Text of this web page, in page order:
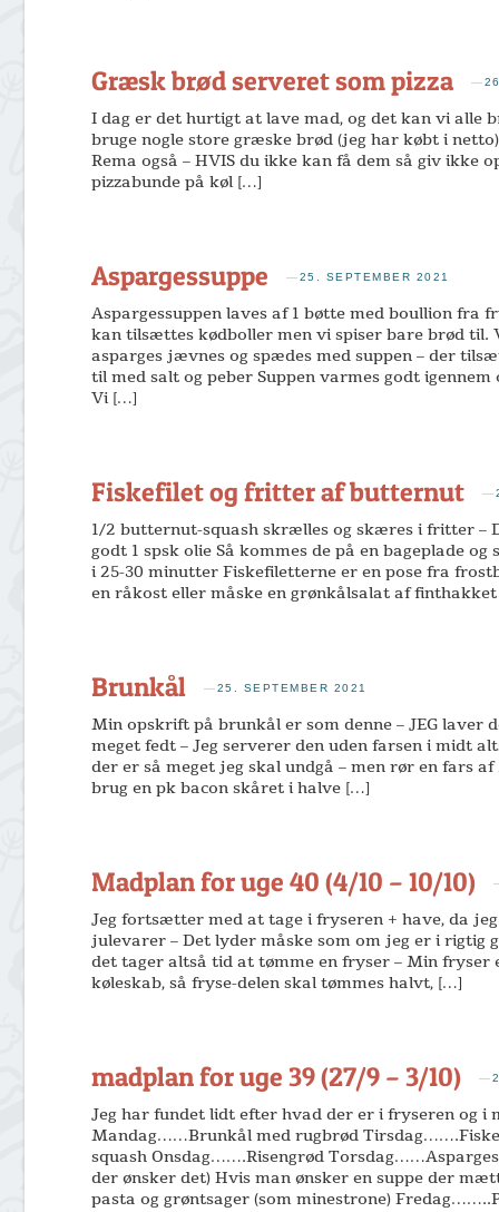
Græsk brød serveret som pizza —
I dag er det hurtigt at lave mad, og det kan vi alle
bruge nogle store græske brød (jeg har købt i
Rema også – HVIS du ikke kan få dem så giv ikke
pizzabunde på køl […]
Aspargessuppe —25. SEPTEMBER 2021
Aspargessuppen laves af 1 bøtte med boullion fra
kan tilsættes kødboller men vi spiser bare brød
asparges jævnes og spædes med suppen – der
til med salt og peber Suppen varmes godt
Vi […]
Fiskefilet og fritter af butternut —
1/2 butternut-squash skrælles og skæres i fritter –
godt 1 spsk olie Så kommes de på en bageplade
i 25-30 minutter Fiskefiletterne er en pose fra
en råkost eller måske en grønkålsalat af
Brunkål —25. SEPTEMBER 2021
Min opskrift på brunkål er som denne – JEG laver
meget fedt – Jeg serverer den uden farsen i midt
der er så meget jeg skal undgå – men rør en fars af
brug en pk bacon skåret i halve […]
Madplan for uge 40 (4/10 – 10/10)
Jeg fortsætter med at tage i fryseren + have, da
julevarer – Det lyder måske som om jeg er i rigtig
det tager altså tid at tømme en fryser – Min
køleskab, så fryse-delen skal tømmes halvt, […]
madplan for uge 39 (27/9 – 3/10) —
Jeg har fundet lidt efter hvad der er i fryseren og i
Mandag……Brunkål med rugbrød
squash Onsdag…….Risengrød
der ønsker det) Hvis man ønsker en suppe der
pasta og grøntsager (som minestrone)